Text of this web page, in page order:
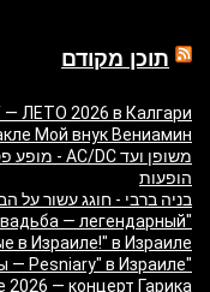
תוכן מקודם
— ЛЕТО 2026 в Калгари
Мой внук Вениамин
הופעות
בניה ברבי - חוגג עשור על הבמות! 2026 - כרטיסים
— легендарный
в Израиле!" в Израиле
"Песняры — Pesniary" в Израиле
— концерт Гарика